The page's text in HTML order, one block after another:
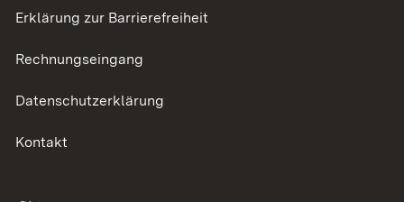
Erklärung zur Barrierefreiheit
Rechnungseingang
Datenschutzerklärung
Kontakt